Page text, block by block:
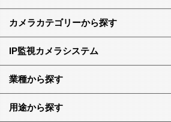
カメラカテゴリーから探す
IP監視カメラシステム
業種から探す
用途から探す